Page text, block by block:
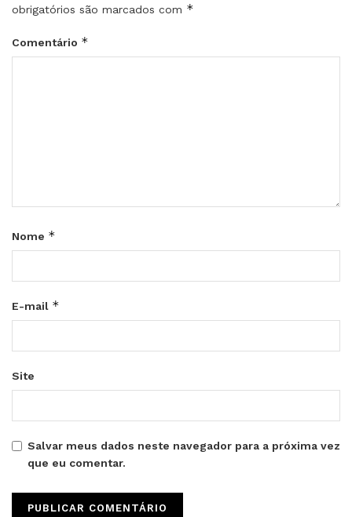
obrigatórios são marcados com *
Comentário *
Nome *
E-mail *
Site
Salvar meus dados neste navegador para a próxima vez
que eu comentar.